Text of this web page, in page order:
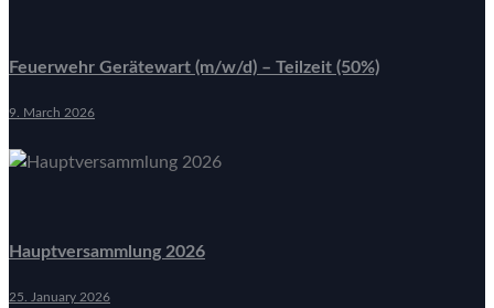
Feuerwehr Gerätewart (m/w/d) – Teilzeit (50%)
9. March 2026
Hauptversammlung 2026
25. January 2026